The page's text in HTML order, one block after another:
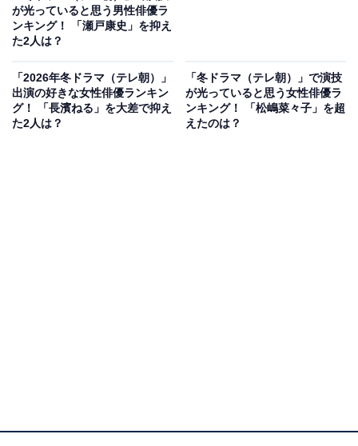
がランクインしました。松嶋菜々子さんが主演を務め、
『ドクターX』や『緊急取調室』などを生み出した「木
曜よる9時枠」で放送する「社会派・痛快エンタメドラ
マ」です。
が光っていると思う男性俳優ラ
ンキング！ 「瀬戸康史」を抑え
た2人は？
「2026年冬ドラマ（テレ朝）」
出演の好きな女性俳優ランキン
グ！ 「長濱ねる」を大差で抑え
た2人は？
「冬ドラマ（テレ朝）」で演技
が光っていると思う女性俳優ラ
ンキング！ 「松嶋菜々子」を超
えたのは？